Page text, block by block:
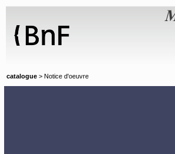
catalogue > Notice d'oeuvre